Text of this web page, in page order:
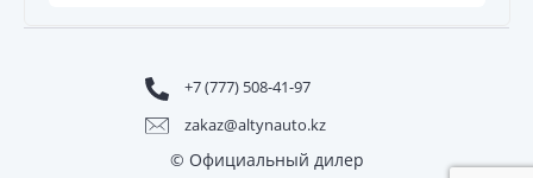
+7 (777) 508-41-97
zakaz@altynauto.kz
© Официальный дилер